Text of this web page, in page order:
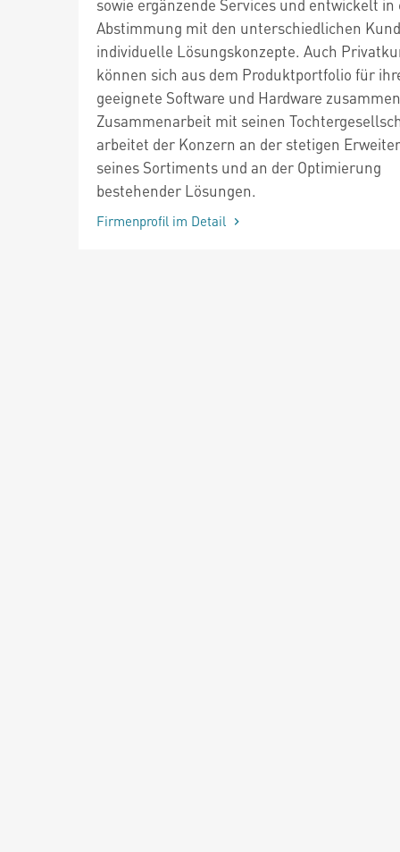
sowie ergänzende Services und entwickelt in
Abstimmung mit den unterschiedlichen
individuelle Lösungskonzepte. Auch
können sich aus dem Produktportfolio für
geeignete Software und Hardware
Zusammenarbeit mit seinen
arbeitet der Konzern an der stetigen
seines Sortiments und an der Optimierung
bestehender Lösungen.
Firmenprofil im Detail